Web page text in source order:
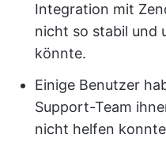
Integration mit
nicht so stabil und
könnte.
Einige Benutzer
Support-Team
nicht helfen